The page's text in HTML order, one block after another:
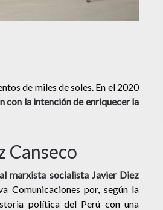
de miles de soles. En el 2020
con la intención de enriquecer la
Canseco
marxista socialista Javier Diez
Comunicaciones por, según la
política del Perú con una